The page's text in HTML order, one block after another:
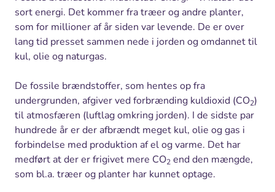
sort energi. Det kommer fra træer og andre planter,
som for millioner af år siden var levende. De er over
lang tid presset sammen nede i jorden og omdannet til
kul, olie og naturgas.
De fossile brændstoffer, som hentes op fra
undergrunden, afgiver ved forbrænding kuldioxid (CO2)
til atmosfæren (luftlag omkring jorden). I de sidste par
hundrede år er der afbrændt meget kul, olie og gas i
forbindelse med produktion af el og varme. Det har
medført at der er frigivet mere CO2 end den mængde,
som bl.a. træer og planter har kunnet optage.